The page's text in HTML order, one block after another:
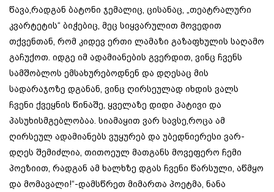
წავა,რადგან ბატონი ჯემალიც, ცისანაც, „თეატრალური
კვარტეტის“ ბიჭებიც, მეც სიყვარულით მოვედით
თქვენთან, რომ კიდევ ერთი ლამაზი გაზაფხულის საღამო
გაჩუქოთ. იდგე იმ ადამიანების გვერდით, ვინც ჩვენს
სამშობლოს ემსახურებოდნენ და დღესაც მის
სადარაჯოზე დგანან, ვინც ღირსეულად იხდის ვალს
ჩვენი ქვეყნის წინაშე, ყველაზე დიდი პატივი და
პასუხისმგებლობაა. სიამაყით ვარ სავსე,როცა ამ
ღირსეულ ადამიანებს ვუყურებ და უბედნიერესი ვარ-
დღეს შემიძლია, თითოეულ მათგანს მოვეფერო ჩემი
პოეზიით, რადგან ამ ხალხზე დგას ჩვენი წარსული, აწმყო
და მომავალი!“-დამსწრეთ მიმართა პოეტმა, ნანა